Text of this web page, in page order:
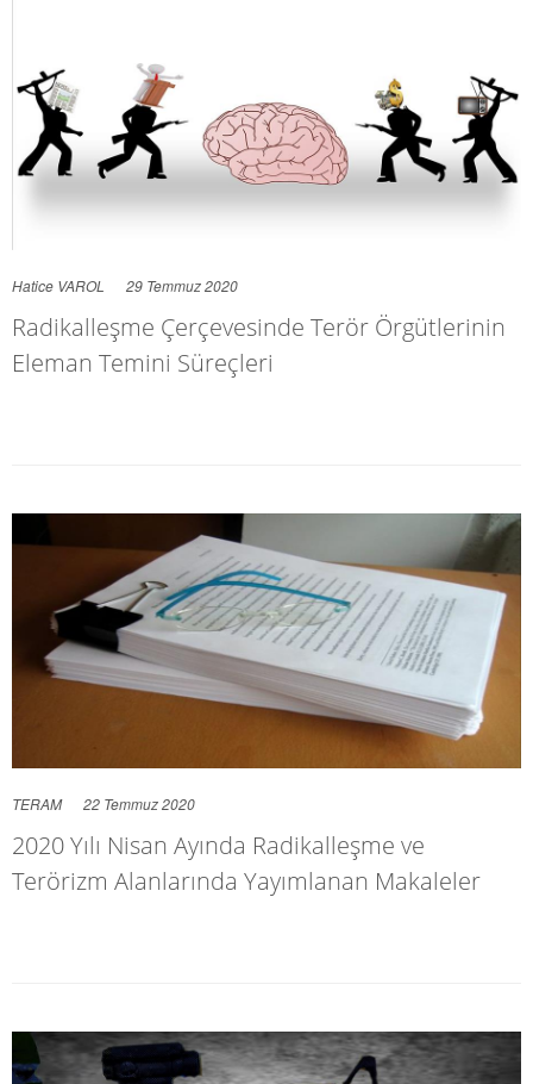
Hatice VAROL 29 Temmuz 2020
Radikalleşme Çerçevesinde Terör Örgütlerinin
Eleman Temini Süreçleri
TERAM 22 Temmuz 2020
2020 Yılı Nisan Ayında Radikalleşme ve
Terörizm Alanlarında Yayımlanan Makaleler